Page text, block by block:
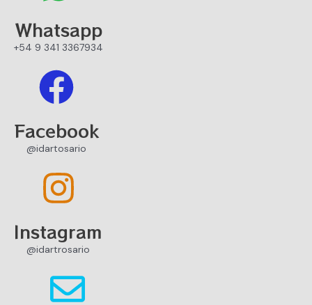
Whatsapp
+54 9 341 3367934
Facebook
@idartosario
Instagram
@idartrosario